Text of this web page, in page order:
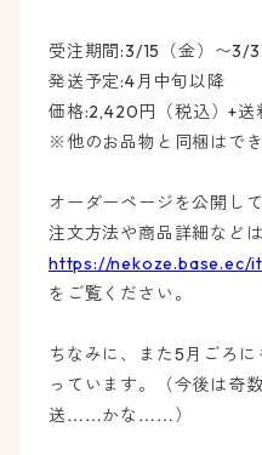
受注期間:3/15（金）〜3/
発送予定:4月中旬以降
価格:2,420円（税込）+送
※他のお品物と同梱はでき
オーダーページを公開して
注文方法や商品詳細などは
https://nekoze.base.ec/
をご覧ください。
ちなみに、また5月ごろ
っています。（今後は奇
送……かな ……）